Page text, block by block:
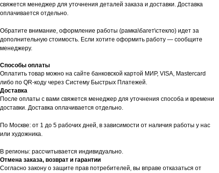
свяжется менеджер для уточнения деталей заказа и доставки. Доставка
оплачивается отдельно.
Обратите внимание, оформление работы (рамка\багет\стекло) идет за
дополнительную стоимость. Если хотите оформить работу — сообщите
менеджеру.
Способы оплаты
Оплатить товар можно на сайте банковской картой МИР, VISA, Mastercard
либо по QR-коду через Систему Быстрых Платежей.
Доставка
После оплаты с вами свяжется менеджер для уточнения способа и времени
доставки. Доставка оплачивается отдельно.
По Москве: от 1 до 5 рабочих дней, в зависимости от наличия работы у нас
или художника.
В регионы: рассчитывается индивидуально.
Отмена заказа, возврат и гарантии
Согласно закону о защите прав потребителей, вы вправе отказаться от